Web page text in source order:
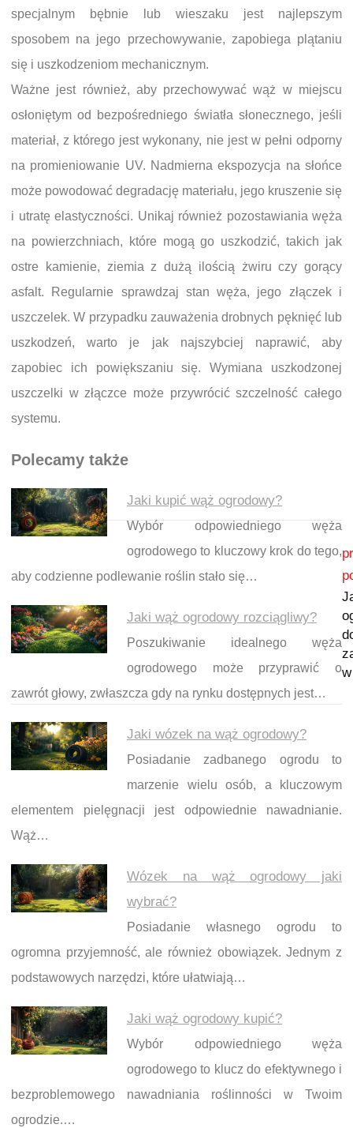
specjalnym bębnie lub wieszaku jest najlepszym
sposobem na jego przechowywanie, zapobiega plątaniu
się i uszkodzeniom mechanicznym.
Ważne jest również, aby przechowywać wąż w miejscu
osłoniętym od bezpośredniego światła słonecznego, jeśli
materiał, z którego jest wykonany, nie jest w pełni odporny
na promieniowanie UV. Nadmierna ekspozycja na słońce
może powodować degradację materiału, jego kruszenie się
i utratę elastyczności. Unikaj również pozostawiania węża
na powierzchniach, które mogą go uszkodzić, takich jak
ostre kamienie, ziemia z dużą ilością żwiru czy gorący
asfalt. Regularnie sprawdzaj stan węża, jego złączek i
uszczelek. W przypadku zauważenia drobnych pęknięć lub
uszkodzeń, warto je jak najszybciej naprawić, aby
zapobiec ich powiększaniu się. Wymiana uszkodzonej
uszczelki w złączce może przywrócić szczelność całego
systemu.
Polecamy także
Jaki kupić wąż ogrodowy?
Wybór odpowiedniego węża
ogrodowego to kluczowy krok do tego,
aby codzienne podlewanie roślin stało się…
Jaki wąż ogrodowy rozciągliwy?
Poszukiwanie idealnego węża
ogrodowego może przyprawić o
zawrót głowy, zwłaszcza gdy na rynku dostępnych jest…
Jaki wózek na wąż ogrodowy?
Posiadanie zadbanego ogrodu to
marzenie wielu osób, a kluczowym
elementem pielęgnacji jest odpowiednie nawadnianie.
Wąż…
Wózek na wąż ogrodowy jaki
wybrać?
Posiadanie własnego ogrodu to
ogromna przyjemność, ale również obowiązek. Jednym z
podstawowych narzędzi, które ułatwiają…
Jaki wąż ogrodowy kupić?
Wybór odpowiedniego węża
ogrodowego to klucz do efektywnego i
bezproblemowego nawadniania roślinności w Twoim
ogrodzie.…
Nawigacja wpisu